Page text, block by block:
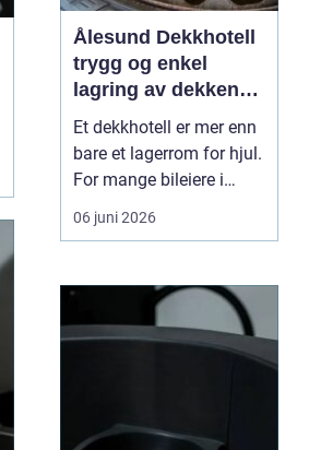
Ålesund Dekkhotell
trygg og enkel
lagring av dekkene
dine
Et dekkhotell er mer enn
bare et lagerrom for hjul.
For mange bileiere i
Ålesund betyr det
ryddigere garasje,
og tryggere kjøring
gjennom året. Når
profesjonelle tar hånd
om hjulene, får du riktig
06 juni 2026